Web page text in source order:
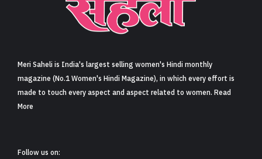
Meri Saheli is India's largest selling women's Hindi monthly
magazine (No.1 Women's Hindi Magazine), in which every effort is
made to touch every aspect and aspect related to women. Read
More
Follow us on: